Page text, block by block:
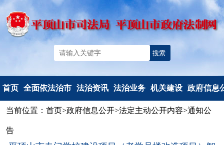
首页 全面依法治市 法治资讯 法治业务 机关建设 政府信息
当前位置： 首页>政府信息公开>法定主动公开内容>通知公
告